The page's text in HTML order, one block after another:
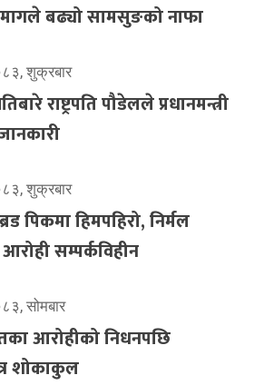
बढ्यो सामसुङको नाफा
शुक्रबार
राष्ट्रपति पौडेलले प्रधानमन्त्री
शुक्रबार
पिकमा हिमपहिरो, निर्मल
सम्पर्कविहीन
सोमबार
आरोहीको निधनपछि
शोकाकुल